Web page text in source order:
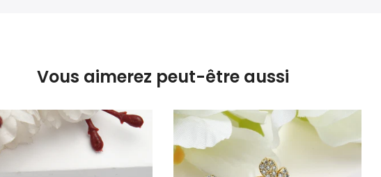
Vous aimerez peut-être aussi